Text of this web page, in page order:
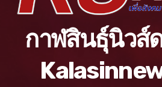
กาฬสินธุ์นิวส์